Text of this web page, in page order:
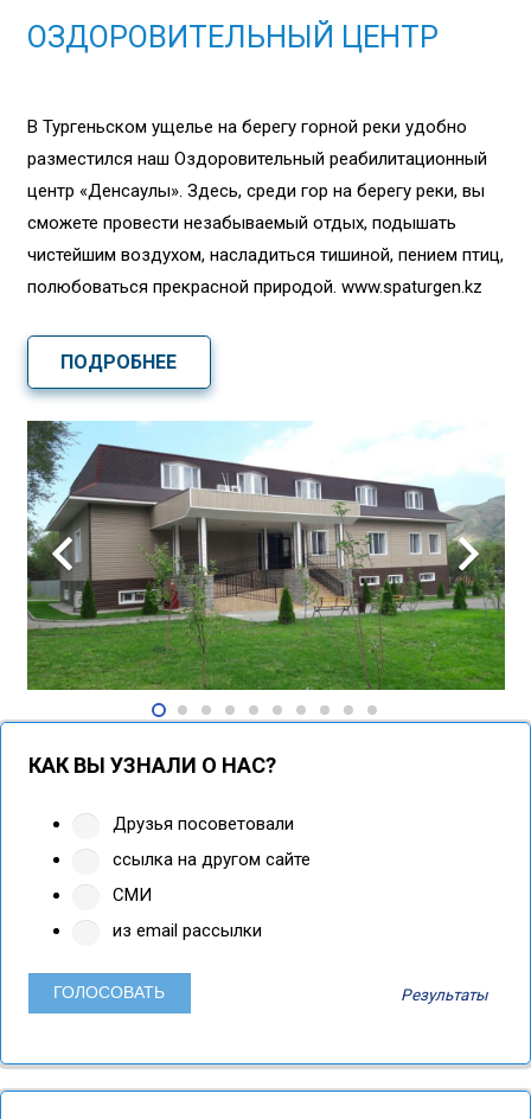
ОЗДОРОВИТЕЛЬНЫЙ ЦЕНТР
В Тургеньском ущелье на берегу горной реки удобно
разместился наш Оздоровительный реабилитационный
центр «Денсаулық». Здесь, среди гор на берегу реки, вы
сможете провести незабываемый отдых, подышать
чистейшим воздухом, насладиться тишиной, пением птиц,
полюбоваться прекрасной природой. www.spaturgen.kz
ПОДРОБНЕЕ
КАК ВЫ УЗНАЛИ О НАС?
Друзья посоветовали
ссылка на другом сайте
СМИ
из email рассылки
Результаты